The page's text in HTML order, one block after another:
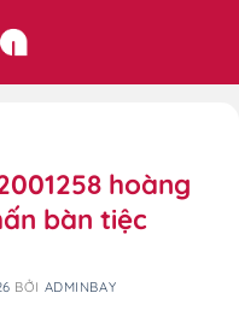
hoàng
bàn tiệc
BỞI ADMINBAY